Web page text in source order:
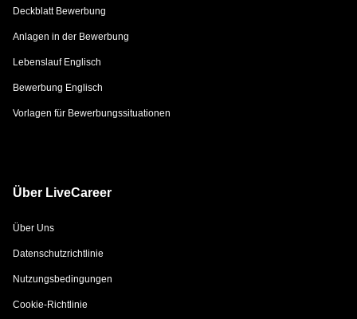
Deckblatt Bewerbung
Anlagen in der Bewerbung
Lebenslauf Englisch
Bewerbung Englisch
Vorlagen für Bewerbungssituationen
Über LiveCareer
Über Uns
Datenschutzrichtlinie
Nutzungsbedingungen
Cookie-Richtlinie